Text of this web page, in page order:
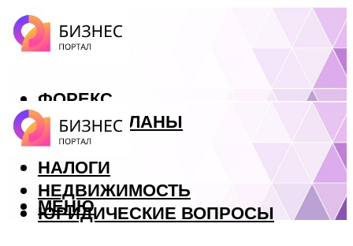
ФОРЕКС
БИЗНЕС ПЛАНЫ
КРЕДИТЫ
НАЛОГИ
НЕДВИЖИМОСТЬ
ЮРИДИЧЕСКИЕ ВОПРОСЫ
МЕНЮ